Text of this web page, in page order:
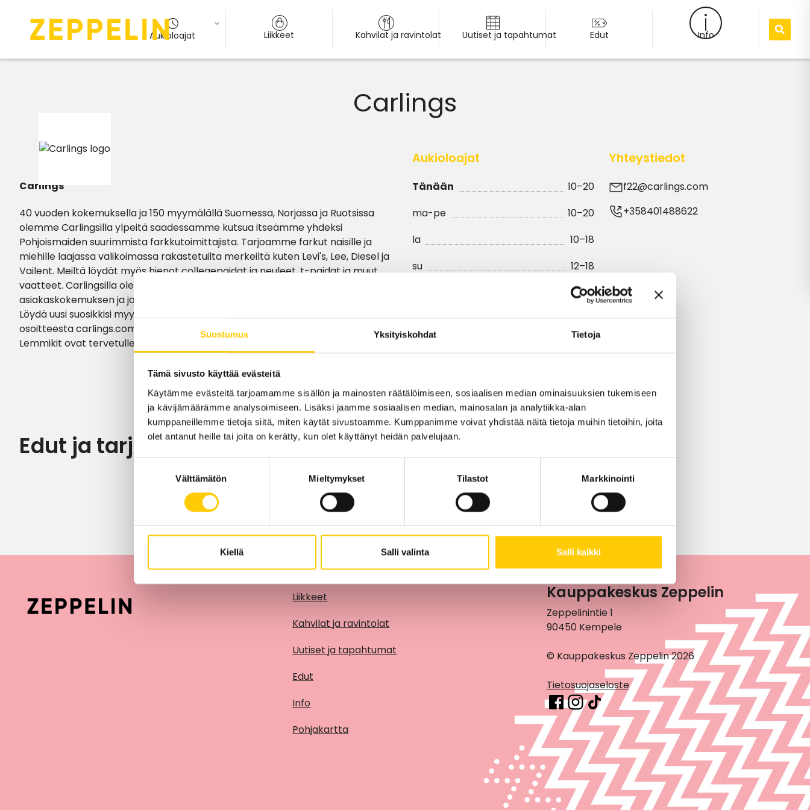
Suostumus Yksityiskohdat Tietoja
Tämä sivusto käyttää evästeitä
Käytämme evästeitä tarjoamamme sisällön ja mainosten räätälöimiseen, sosiaalisen median ominaisuuksien tukemiseen
ja kävijämäärämme analysoimiseen. Lisäksi jaamme sosiaalisen median, mainosalan ja analytiikka-alan
kumppaneillemme tietoja siitä, miten käytät sivustoamme. Kumppanimme voivat yhdistää näitä tietoja muihin tietoihin, joita
olet antanut heille tai joita on kerätty, kun olet käyttänyt heidän palvelujaan.
Välttämätön Mieltymykset Tilastot Markkinointi
Kiellä Salli valinta Salli kaikki
Aukioloajat Liikkeet Kahvilat ja ravintolat Uutiset ja tapahtumat Edut Info
Carlings
Carlings
40 vuoden kokemuksella ja 150 myymälällä Suomessa, Norjassa ja Ruotsissa
olemme Carlingsilla ylpeitä saadessamme kutsua itseämme yhdeksi
Pohjoismaiden suurimmista farkkutoimittajista. Tarjoamme farkut naisille ja
miehille laajassa valikoimassa rakastetuilta merkeiltä kuten Levi's, Lee, Diesel ja
Vailent. Meiltä löydät myös hienot collegepaidat ja neuleet, t-paidat ja muut
vaatteet. Carlingsilla olemme sitoutuneet aina tarjoamaan parhaan
asiakaskokemuksen ja jakamaan tietomme ja intohimomme farkkuja kohtaan.
Löydä uusi suosikkisi myymälöistämme tai tilaa Click & Collect -palvelulla
osoitteesta carlings.com ja nouda tuote myymälästä. Tervetuloa Carlingsille!
Lemmikit ovat tervetulleita myymälään.
Aukioloajat
Tänään
10–20
ma-pe
10–20
la
10–18
su
12–18
Yhteystiedot
f22@carlings.com
+358401488622
KRS 1
Edut ja tarjoukset
Liikkeet
Kahvilat ja ravintolat
Uutiset ja tapahtumat
Edut
Info
Pohjakartta
Kauppakeskus Zeppelin
Zeppelinintie 1
90450 Kempele
© Kauppakeskus Zeppelin 2026
Tietosuojaseloste